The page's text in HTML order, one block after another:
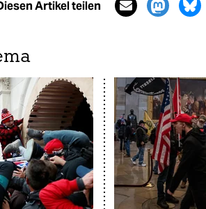
Artikel teilen